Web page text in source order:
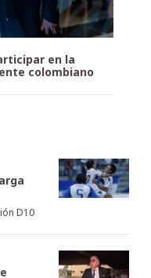
en la
colombiano
D10